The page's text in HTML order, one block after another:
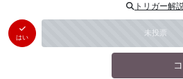
トリガー解
はい 未投票